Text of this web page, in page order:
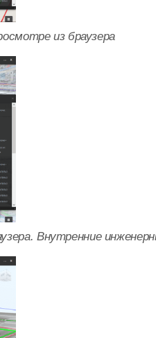
из браузера
Внутренние